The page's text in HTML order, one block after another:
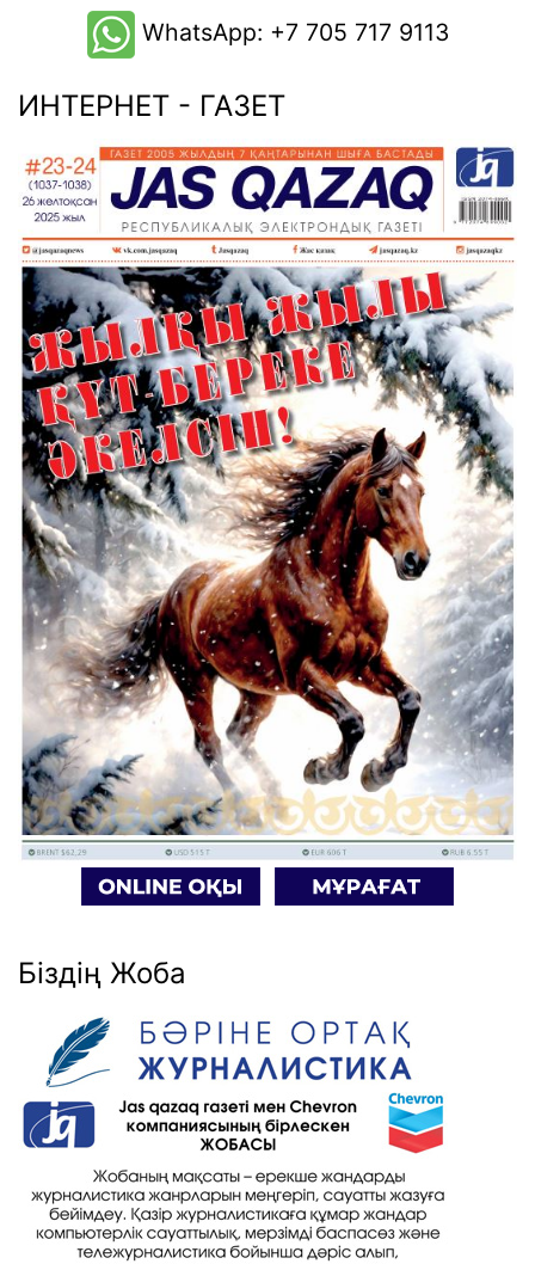
WhatsApp: +7 705 717 9113
ИНТЕРНЕТ - ГАЗЕТ
Біздің Жоба